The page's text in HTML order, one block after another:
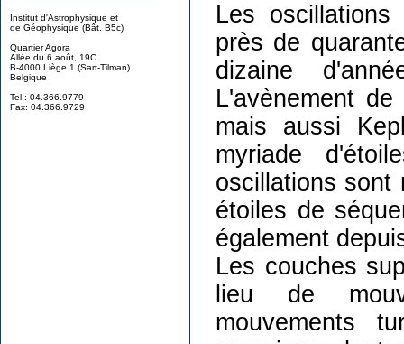
Institut d'Astrophysique et
de Géophysique (Bât. B5c)
Quartier Agora
Allée du 6 août, 19C
B-4000 Liège 1 (Sart-Tilman)
Belgique
Tel.: 04.366.9779
Fax: 04.366.9729
Les
près de
dizaine
L'avènement
mais aussi
myriade
oscillations sont
étoiles de
également
Les couches
lieu de
mouvements